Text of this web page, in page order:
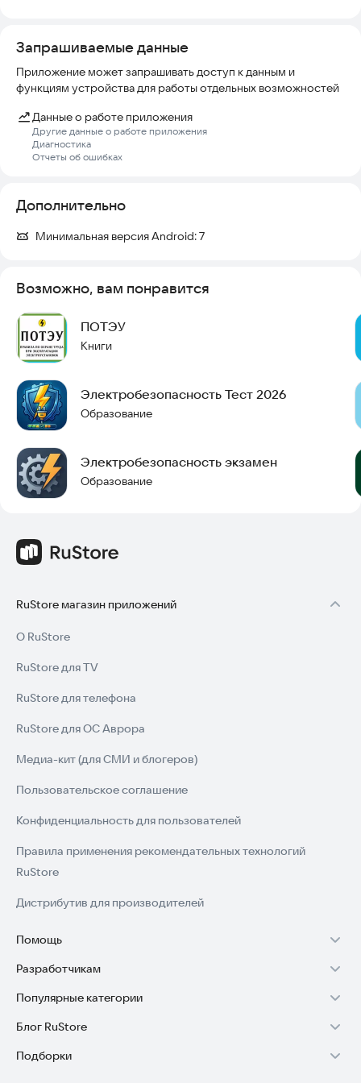
Это приложение является частной разработкой и не связано
образовательных и справочных целях. Для юридически
значимых действий всегда обращайтесь к официальным
первоисточникам.
Запрашиваемые данные
Приложение может запрашивать доступ к данным и
функциям устройства для работы отдельных возможностей
Данные о работе приложения
Другие данные о работе приложения
Диагностика
Отчеты об ошибках
Дополнительно
Минимальная версия Android:7
Возможно, вам понравится
ПОТЭУ
Книги
Электробезопасность Тест 2026
Образование
Электробезопасность экзамен
Образование
RuStore магазин приложений
О RuStore
RuStore для TV
RuStore для телефона
RuStore для ОС Аврора
Медиа-кит (для СМИ и блогеров)
Пользовательское соглашение
Конфиденциальность для пользователей
Правила применения рекомендательных технологий
RuStore
Дистрибутив для производителей
Помощь
Установка RuStore на TV
Установка RuStore на телефон
Установка RuStore в машину
Помощь пользователям RuStore
Разработчикам
Зарабатывать с RuStore
Стать разработчиком
Доступ к RuStore Консоль
Популярные категории
Игры для Android
Приложения банков
Блог RuStore
Обзоры игр для Android 2025
Подборки